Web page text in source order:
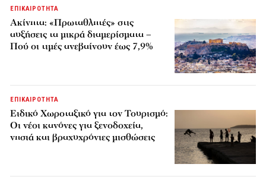
ΕΠΙΚΑΙΡΟΤΗΤΑ
Ακίνητα: «Πρωταθλητές» στις
αυξήσεις τα μικρά διαμερίσματα –
Πού οι τιμές ανεβαίνουν έως 7,9%
ΕΠΙΚΑΙΡΟΤΗΤΑ
Ειδικό Χωροταξικό για τον Τουρισμό:
Οι νέοι κανόνες για ξενοδοχεία,
νησιά και βραχυχρόνιες μισθώσεις